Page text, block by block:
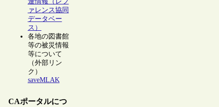
ァレンス協同
データベー
ス）
各地の図書館
等の被災情報
等について
（外部リン
ク）
saveMLAK
CAポータルにつ